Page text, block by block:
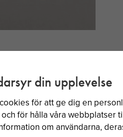
din upplevelse
för att ge dig en
för hålla våra webbplatser
om användarna,